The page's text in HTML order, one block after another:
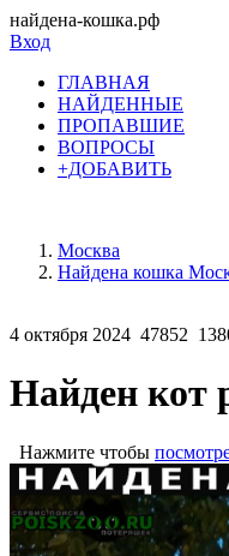
найдена-кошка.рф
Вход
ГЛАВНАЯ
НАЙДЕННЫЕ
ПРОПАВШИЕ
ВОПРОСЫ
+ДОБАВИТЬ
Москва
Найдена кошка
4 октября 2024 47852
Найден кот
Нажмите чтобы